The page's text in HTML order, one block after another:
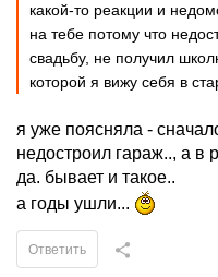
какой-то реакции и
на тебе потому что
свадьбу, не получил
которой я вижу себя в
я уже поясняла -
недостроил гараж.., а в
да. бывает и такое..
а годы ушли...
Ответить